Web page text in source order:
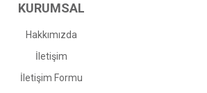
KURUMSAL
Hakkımızda
İletişim
İletişim Formu